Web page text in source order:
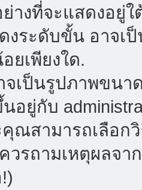
างที่จะแสดงอยู่ใ
ระดับขั้น อาจเ
ยเพียงใด.
เป็นรูปภาพขนา
อยู่กับ
ณสามารถเลือก
รถามเหตุผลจา